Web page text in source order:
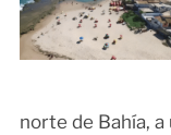
norte de Bahía,